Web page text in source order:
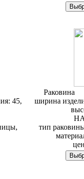
45,
Раковина
ширина
тип